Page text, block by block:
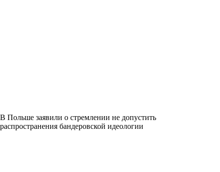
В Польше заявили о стремлении не допустить
распространения бандеровской идеологии